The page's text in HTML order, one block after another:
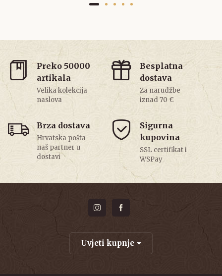
Preko 50000
artikala
Velika kolekcija
naslova
Besplatna
dostava
Za narudžbe
iznad 70 €
Brza dostava
Hrvatska pošta -
naš partner u
dostavi
Sigurna
kupovina
SSL certifikat i
WSPay
Uvjeti kupnje